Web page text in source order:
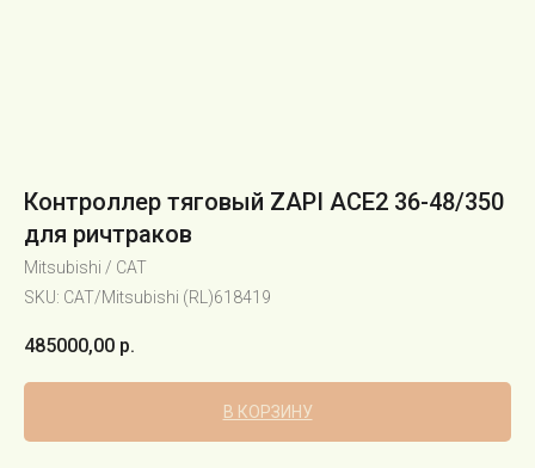
Контроллер тяговый ZAPI ACE2 36-48/350
для ричтраков
Mitsubishi / CAT
SKU: CAT/Mitsubishi (RL)618419
485000,00 р.
В КОРЗИНУ